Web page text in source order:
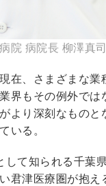
院 病院長 柳澤真
在、さまざまな
界もその例外で
より深刻なもの
いる。
して知られる千葉
君津医療圏が抱